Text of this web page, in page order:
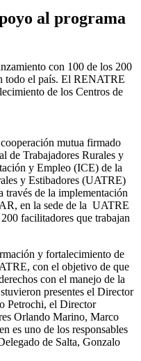
al programa
con 100 de los 200
todo el país. El RENATRE
de los Centros de
mutua firmado
de Trabajadores Rurales y
y Empleo (ICE) de la
y Estibadores (UATRE)
través de la implementación
en la sede de la UATRE
facilitadores que trabajan
y fortalecimiento de
con el objetivo de que
con el manejo de la
presentes el Director
Petrochi, el Director
Orlando Marino, Marco
es uno de los responsables
de Salta, Gonzalo